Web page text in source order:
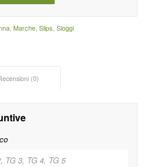
, Marche, Slips, Sloggi
(0)
TG 3, TG 4, TG 5